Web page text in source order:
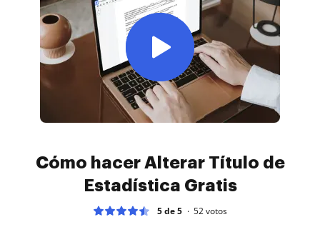
Cómo hacer Alterar Título de
Estadística Gratis
5 de 5 52votos